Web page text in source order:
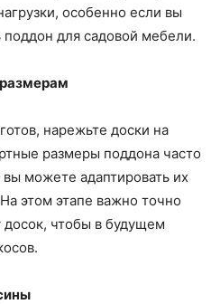
особенно если вы
поддон для садовой мебели.
нарежьте доски на
размеры поддона часто
можете адаптировать их
этом этапе важно точно
чтобы в будущем